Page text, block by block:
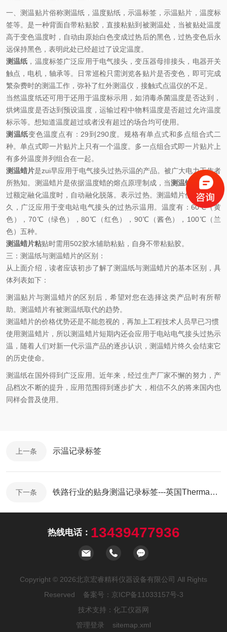
一、测温贴片俗称测温纸，温度贴纸，示温标签，示温贴片，温度标
签等。是一种背面自带粘贴胶，直接粘贴到被测温处，当被贴处温度
高于变色温度时，自动由原始白色变成过热后的黑色，过热变色后永
远保持黑色，表明此处已经超过了设定温度。
测温纸 ，温度标签广泛应用于电气接头，变压器母排接头，电器开关
触点，电机，轴承等。日常巡检只需浏览各贴片是否变色，即可完成
繁杂费时的测温工作，弥补了红外测温仪，接触式点温仪的不足。
当然温度纸还可用于还用于温度标示用，如消毒杀菌温度是否达到，
烘烤温度是否达到预设温度，运输过程中物料温度是否超过允许温度
标示等。想知道温度超过或者没有超过的场合均可使用。
测温纸变色温度点有：29到290度。规格有单点式和多点组合式二
种。单点式即一片贴片上只有一个温度。多一点组合式即一片贴片上
有多外温度并列组合在一起。
测温蜡片是zui早应用于电气接头过热示温的产品。被广大电力工作者
所熟知。测温蜡片是依据温度蜡的熔点原理制成，当测温蜡片温度超
过额定融化温度时，自动融化脱落。表示过热。测温蜡片使用年代悠
久，广泛应用于变电站电气接头的过热示温用。温度有：60℃（黄
色），70℃（绿色），80℃（红色），90℃（酱色），100℃（兰
色）五种。
测温蜡片粘贴时需用502胶水辅助粘贴，自身不带粘贴胶。
三：测温纸与测温蜡片的区别：
从上面介绍，读者应该初步了解了测温纸与测温蜡片的基本区别，具
体列表如下：
测温贴片与测温蜡片的区别后，希望对您在选择这类产品时有所帮
助。测温蜡片有被测温纸取代的趋势。
测温蜡片的价格优势还是不能忽视的，再加上工程技术人员早已习惯
使用测温蜡片，所以测温蜡片短期内还会应用于电站电气接头过热示
温，随着人们对新一代示温产品的逐步认识，测温蜡片终久会结束它
的历史使命。
测温纸在国外得到广泛应用。近年来，经过生产厂家不懈的努力，产
品档次不断的提升，应用范围得到逐步扩大，相信不久的将来国内也
同样会普及使用。
上一条 示温记录标签
下一条 铁路行业的贴身测温记录标签---英国Thermax感温贴片
热线电话： 13439477936
Copyright © 2026北京宏睿精科仪器设备有限公司 All Rights
Reserved 备案号： 京ICP备11033157号-3
技术支持： 化工仪器网
管理登录
sitemap.xml